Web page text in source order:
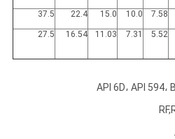
7.58
10.0
15.0
22.4
37.5
5.52
7.31
11.03
16.54
27.5